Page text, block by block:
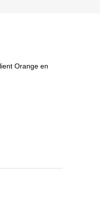
Orange en